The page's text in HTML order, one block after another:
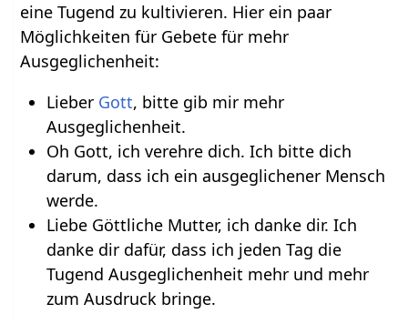
eine Tugend zu kultivieren. Hier ein paar
Möglichkeiten für Gebete für mehr
Ausgeglichenheit:
Lieber Gott, bitte gib mir mehr
Ausgeglichenheit.
Oh Gott, ich verehre dich. Ich bitte dich
darum, dass ich ein ausgeglichener Mensch
werde.
Liebe Göttliche Mutter, ich danke dir. Ich
danke dir dafür, dass ich jeden Tag die
Tugend Ausgeglichenheit mehr und mehr
zum Ausdruck bringe.